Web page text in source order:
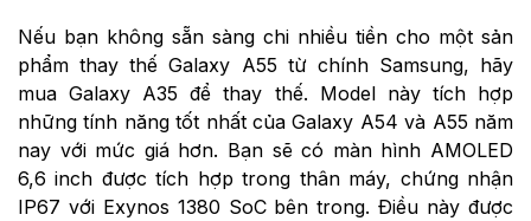
Nếu bạn không sẵn sàng chi nhiều tiền cho một sản
phẩm thay thế Galaxy A55 từ chính Samsung, hãy
mua Galaxy A35 để thay thế. Model này tích hợp
những tính năng tốt nhất của Galaxy A54 và A55 năm
nay với mức giá hơn. Bạn sẽ có màn hình AMOLED
6,6 inch được tích hợp trong thân máy, chứng nhận
IP67 với Exynos 1380 SoC bên trong. Điều này được